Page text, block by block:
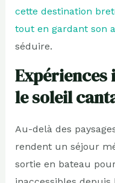
cette destination
tout en gardant son
séduire.
Expériences
le soleil
Au-delà des
rendent un séjour
sortie en bateau